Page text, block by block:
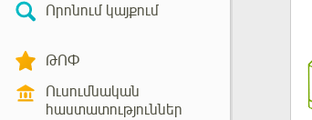
Որոնում կայքում
ԹՈՓ
Ուսումնական
հաստատություններ